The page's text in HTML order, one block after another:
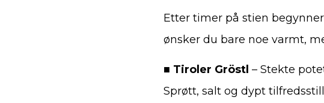
Etter timer på stien
ønsker du bare noe varmt,
■ Tiroler Gröstl – Stekte
Sprøtt, salt og dypt